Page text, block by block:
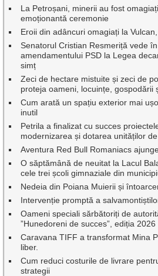
La Petroșani, minerii au fost
emoționantă ceremonie
Eroii din adâncuri omagiați la
Senatorul Cristian Resmeriță vede
amendamentului PSD la Legea
simț
Zeci de hectare mistuite și zeci de
proteja oameni, locuințe, gospodării
Cum arată un spațiu exterior mai
inutil
Petrila a finalizat cu succes
modernizarea și dotarea unităților
Aventura Red Bull Romaniacs
O săptămână de neuitat la Lacul
cele trei școli gimnaziale din
Nedeia din Poiana Muierii și
Intervenție promptă a
Oameni speciali sărbătoriți de
”Hunedoreni de succes”, ediția 2026
Caravana TIFF a transformat Mina
liber.
Cum reduci costurile de livrare
strategii